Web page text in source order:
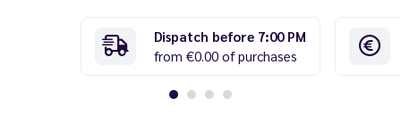
Dispatch before 7:00 PM
from €0.00 of purchases